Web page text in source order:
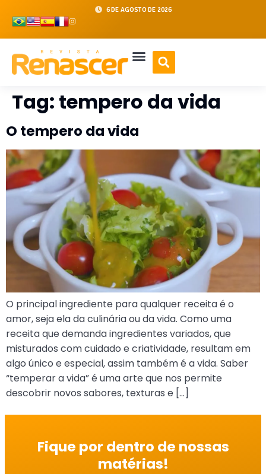
6 DE AGOSTO DE 2026
Tag: tempero da vida
O tempero da vida
O principal ingrediente para qualquer receita é o
amor, seja ela da culinária ou da vida. Como uma
receita que demanda ingredientes variados, que
misturados com cuidado e criatividade, resultam em
algo único e especial, assim também é a vida. Saber
“temperar a vida” é uma arte que nos permite
descobrir novos sabores, texturas e […]
Fique por dentro de nossas
matérias!